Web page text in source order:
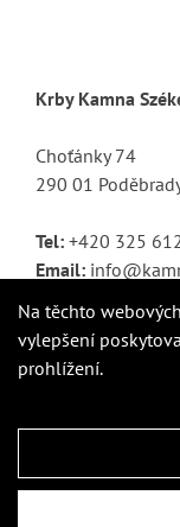
Krby Kamna
Choťánky 74
290 01
Tel: +420 325
Email:
© Krby Kamna
Na těchto
vylepšení
prohlížení.